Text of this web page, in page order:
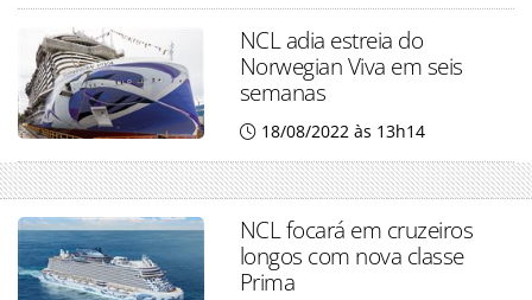
NCL adia estreia do
Norwegian Viva em seis
semanas
18/08/2022 às 13h14
NCL focará em cruzeiros
longos com nova classe
Prima